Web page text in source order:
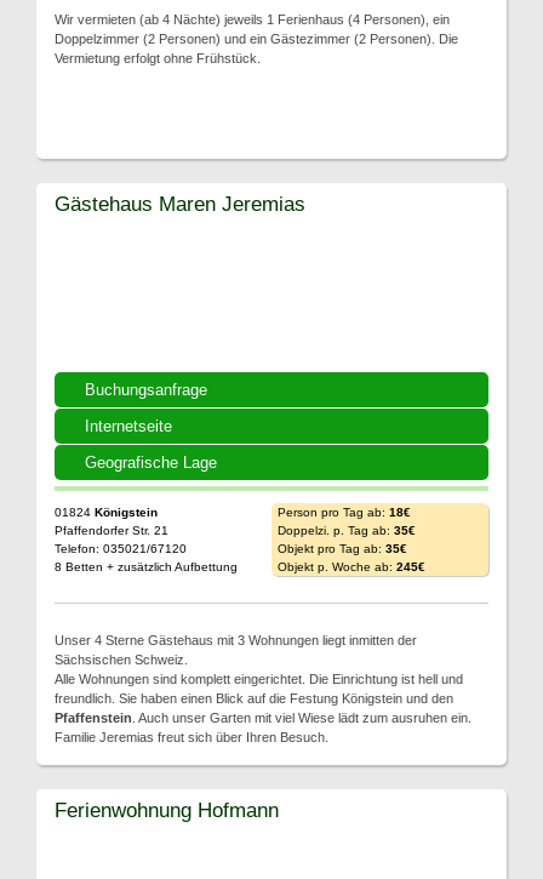
Wir vermieten (ab 4 Nächte) jeweils 1 Ferienhaus (4 Personen), ein
Doppelzimmer (2 Personen) und ein Gästezimmer (2 Personen). Die
Vermietung erfolgt ohne Frühstück.
Buchungsanfrage
Internetseite
Geografische Lage
Gästehaus Maren Jeremias
01824 Königstein
Pfaffendorfer Str. 21
Telefon: 035021/67120
8 Betten + zusätzlich Aufbettung
Person pro Tag ab: 18€
Doppelzi. p. Tag ab: 35€
Objekt pro Tag ab: 35€
Objekt p. Woche ab: 245€
Unser 4 Sterne Gästehaus mit 3 Wohnungen liegt inmitten der
Sächsischen Schweiz.
Alle Wohnungen sind komplett eingerichtet. Die Einrichtung ist hell und
freundlich. Sie haben einen Blick auf die Festung Königstein und den
Pfaffenstein . Auch unser Garten mit viel Wiese lädt zum ausruhen ein.
Familie Jeremias freut sich über Ihren Besuch.
Ferienwohnung Hofmann